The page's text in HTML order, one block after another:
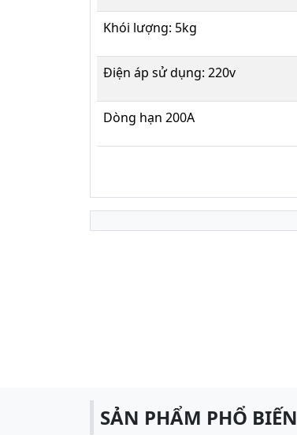
Khói lượng: 5kg
Điện áp sử dụng: 220v
Dòng hạn 200A
SẢN PHẨM PHỔ BIẾN